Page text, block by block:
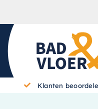
Klanten